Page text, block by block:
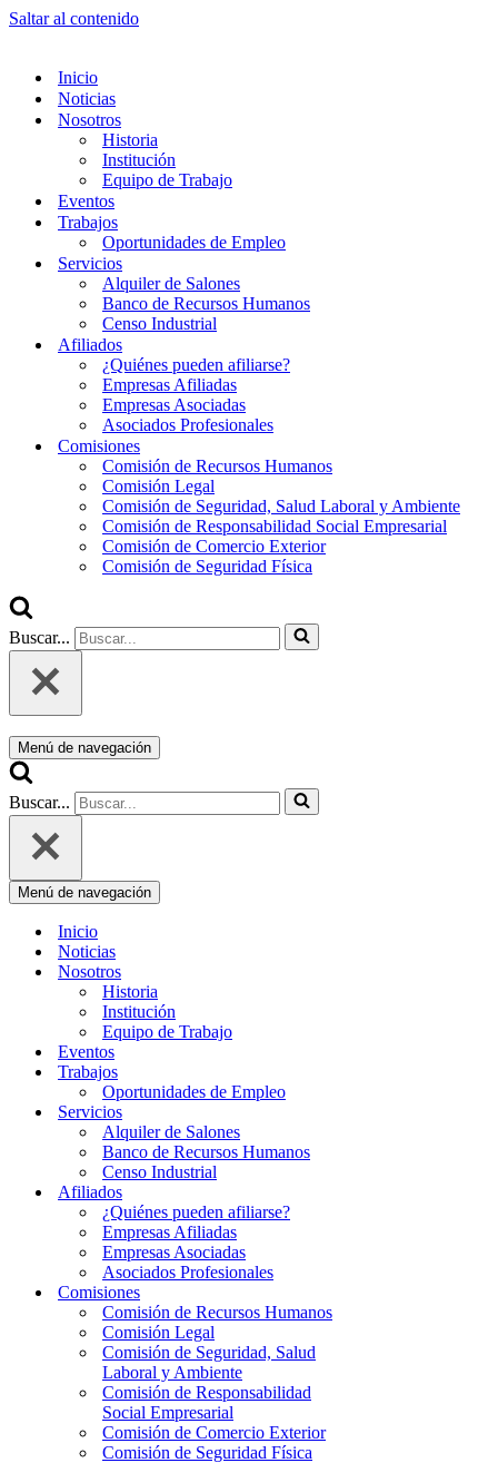
Saltar al contenido
Inicio
Noticias
Nosotros
Historia
Institución
Equipo de Trabajo
Eventos
Trabajos
Oportunidades de Empleo
Servicios
Alquiler de Salones
Banco de Recursos Humanos
Censo Industrial
Afiliados
¿Quiénes pueden afiliarse?
Empresas Afiliadas
Empresas Asociadas
Asociados Profesionales
Comisiones
Comisión de Recursos Humanos
Comisión Legal
Comisión de Seguridad, Salud Laboral y Ambiente
Comisión de Responsabilidad Social Empresarial
Comisión de Comercio Exterior
Comisión de Seguridad Física
Buscar...
Menú de navegación
Buscar...
Menú de navegación
Inicio
Noticias
Nosotros
Historia
Institución
Equipo de Trabajo
Eventos
Trabajos
Oportunidades de Empleo
Servicios
Alquiler de Salones
Banco de Recursos Humanos
Censo Industrial
Afiliados
¿Quiénes pueden afiliarse?
Empresas Afiliadas
Empresas Asociadas
Asociados Profesionales
Comisiones
Comisión de Recursos Humanos
Comisión Legal
Comisión de Seguridad, Salud
Laboral y Ambiente
Comisión de Responsabilidad
Social Empresarial
Comisión de Comercio Exterior
Comisión de Seguridad Física